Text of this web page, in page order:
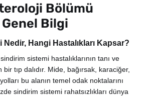
Bölümü
Genel Bilgi
Hangi Hastalıkları Kapsar?
, sindirim sistemi hastalıklarının tanı ve
tıp dalıdır. Mide, bağırsak, karaciğer,
bu alanın temel odak noktalarını
sindirim sistemi rahatsızlıkları dünya